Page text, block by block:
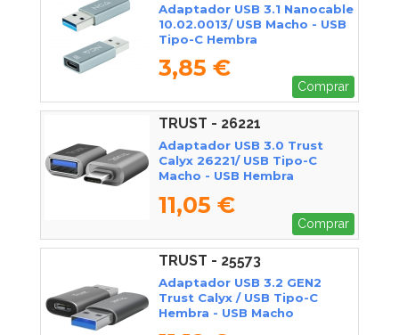
Adaptador USB 3.1 Nanocable
10.02.0013/ USB Macho - USB
Tipo-C Hembra
3,85 €
Comprar
TRUST - 26221
Adaptador USB 3.0 Trust
Calyx 26221/ USB Tipo-C
Macho - USB Hembra
11,05 €
Comprar
TRUST - 25573
Adaptador USB 3.2 GEN2
Trust Calyx / USB Tipo-C
Hembra - USB Macho